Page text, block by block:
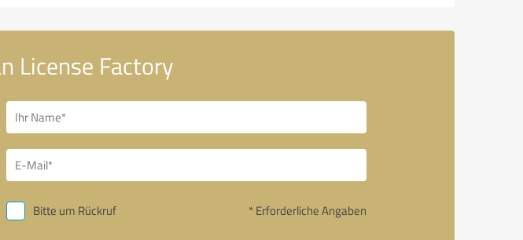
License Factory
Bitte um Rückruf * Erforderliche Angaben